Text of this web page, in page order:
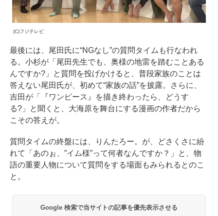
(C)フジテレビ
最後には、尾田氏に“NGなし”の質問タイムも行なわれ
る。小杉が「尾田先生でも、奥様の地雷を踏むことある
んですか?」と質問を投げかけると、普段家族のことは
答えない尾田氏が、初めて“家族の話”を披露。さらに、
吉田が「『ワンピース』を描き終わったら、どうす
る?」と聞くと、大海原を舞台にする漫画の作者だから
こその答えが。
質問タイムの終盤には、りんたろー。が、どさくさに紛
れて「あのぉ、”イム様”って何者なんですか？」と、物
語の重要人物について質問をする場面もみられるとのこ
と。
Google 検索で当サイトの記事を優先表示させる